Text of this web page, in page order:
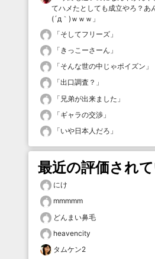
てハメたとしても成立やろ？あ
(´д｀)ｗｗｗ 」
「そしてフリーズ 」
「 きっこーさーん 」
「そんな世の中じゃポイズン 」
「出口調査？ 」
「 兄弟が出来ました 」
「ギャラの交渉 」
「いや日本人だろ 」
最近の評価され
にけ
mmmmm
どんまい鼻毛
heavencity
タムケン2